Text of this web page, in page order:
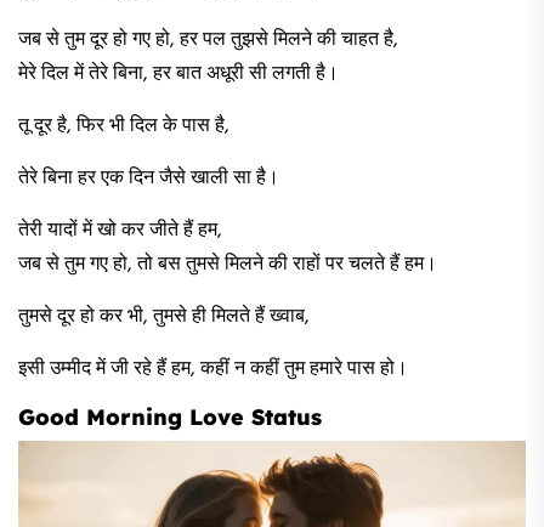
जब से तुम दूर हो गए हो, हर पल तुझसे मिलने की चाहत है,
मेरे दिल में तेरे बिना, हर बात अधूरी सी लगती है।
तू दूर है, फिर भी दिल के पास है,
तेरे बिना हर एक दिन जैसे खाली सा है।
तेरी यादों में खो कर जीते हैं हम,
जब से तुम गए हो, तो बस तुमसे मिलने की राहों पर चलते हैं हम।
तुमसे दूर हो कर भी, तुमसे ही मिलते हैं ख्वाब,
इसी उम्मीद में जी रहे हैं हम, कहीं न कहीं तुम हमारे पास हो।
Good Morning Love Status​